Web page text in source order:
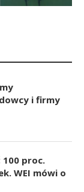
i firmy
100 proc.
WEI mówi o